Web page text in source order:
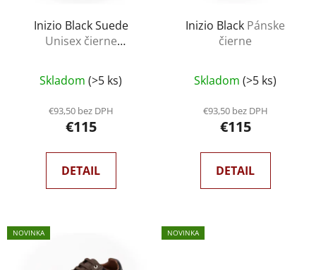
Inizio Black Suede
Unisex čierne
Skladom (>5 ks)
€93,50 bez DPH
€115
DETAIL
Inizio Black Pánske
čierne
Skladom (>5 ks)
€93,50 bez DPH
€115
DETAIL
NOVINKA NOVINKA